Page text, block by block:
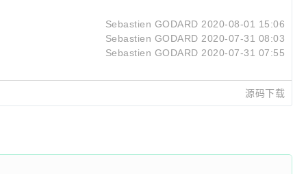
Sebastien GODARD 2020-08-01 15:06
Sebastien GODARD 2020-07-31 08:03
Sebastien GODARD 2020-07-31 07:55
源码下载